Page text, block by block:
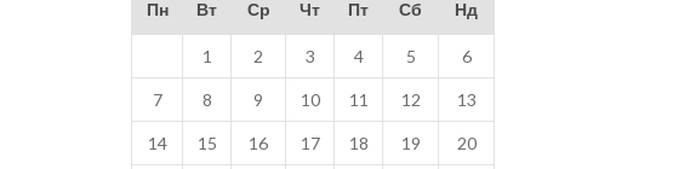
Пн Вт Ср Чт Пт Сб Нд
1 2 3 4 5 6
7 8 9 10 11 12 13
14 15 16 17 18 19 20